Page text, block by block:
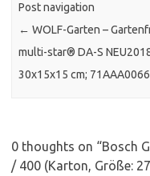
Post navigation
← WOLF-Garten –
multi-star® DA-S
30x15x15 cm;
0 thoughts on “Bosch
/ 400 (Karton, Größe: